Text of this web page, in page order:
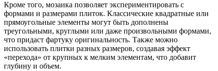
Кроме того, мозаика позволяет экспериментировать с
формами и размерами плиток. Классические квадратные или
прямоугольные элементы могут быть дополнены
треугольными, круглыми или даже произвольными формами,
что придаст фартуку оригинальность. Также можно
использовать плитки разных размеров, создавая эффект
«перехода» от крупных к мелким элементам, что добавит
глубину и объем.